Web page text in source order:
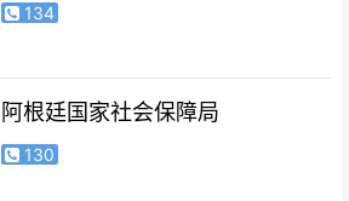
134
阿根廷国家社会保障局
130